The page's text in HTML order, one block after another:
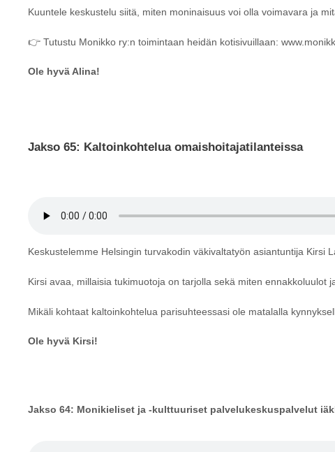
Kuuntele keskustelu siitä, miten moninaisuus voi olla voimavara ja
👉 Tutustu Monikko ry:n toimintaan heidän kotisivuillaan:
Ole hyvä Alina!
Jakso 65: Kaltoinkohtelua omaishoitajatilanteissa
Keskustelemme Helsingin turvakodin väkivaltatyön asiantuntija
Kirsi avaa, millaisia tukimuotoja on tarjolla sekä miten ennakkoluulot
Mikäli kohtaat kaltoinkohtelua parisuhteessasi ole matalalla
Ole hyvä Kirsi!
Jakso 64: Monikieliset ja -kulttuuriset palvelukeskuspalvelut